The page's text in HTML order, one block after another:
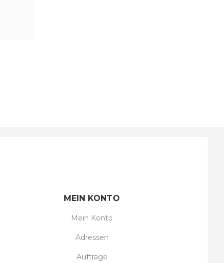
MEIN KONTO
Mein Konto
Adressen
Aufträge